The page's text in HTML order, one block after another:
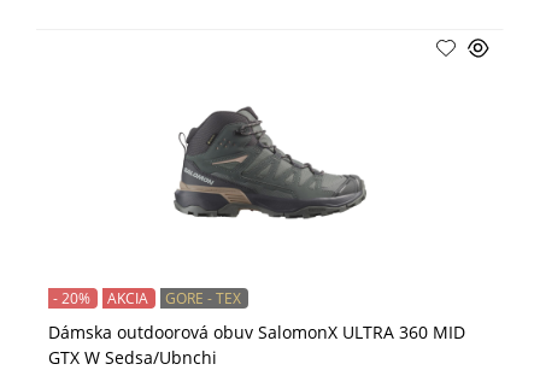
Dámska outdoorová obuv SalomonX ULTRA 360 MID
GTX W Sedsa/Ubnchi
- 20% AKCIA GORE - TEX